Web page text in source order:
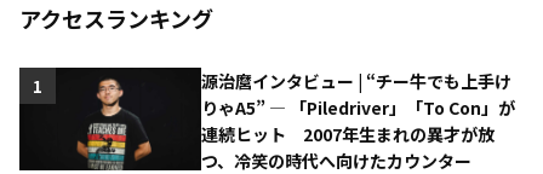
アクセスランキング
源治麿インタビュー | “チー牛でも上手け
りゃA5” ― 「Piledriver」「To Con」が
連続ヒット 2007年生まれの異才が放
つ、冷笑の時代へ向けたカウンター
1